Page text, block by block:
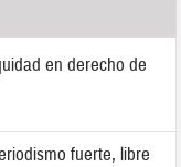
en derecho de
fuerte, libre